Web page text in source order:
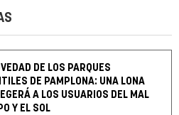
DE LOS PARQUES
DE PAMPLONA: UNA LONA
A LOS USUARIOS DEL MAL
Y EL SOL